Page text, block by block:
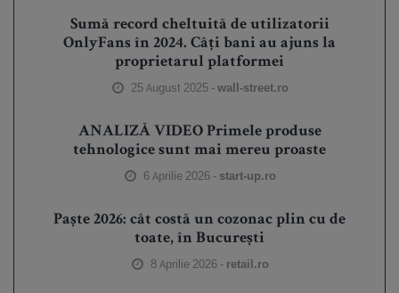
Sumă record cheltuită de utilizatorii
OnlyFans în 2024. Câți bani au ajuns la
proprietarul platformei
25 August 2025 -wall-street.ro
ANALIZĂ VIDEO Primele produse
tehnologice sunt mai mereu proaste
6 Aprilie 2026 - start-up.ro
Paște 2026: cât costă un cozonac plin cu de
toate, în București
8 Aprilie 2026 - retail.ro